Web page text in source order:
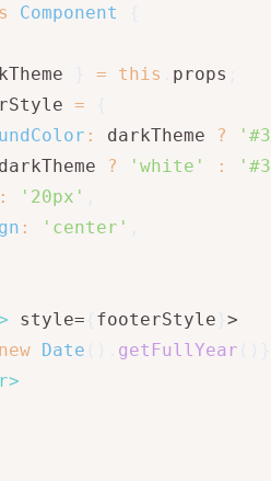
Component
= this props
=
: darkTheme ?
? 'white' :
: '20px'
: 'center'
style= footerStyle >
new Date getFullYear
>